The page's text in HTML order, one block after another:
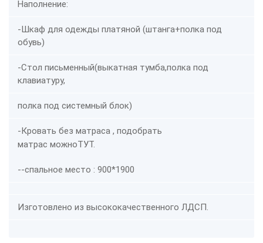
Наполнение:
-Шкаф для одежды платяной (штанга+полка под
обувь)
-Стол письменный(выкатная тумба,полка под
клавиатуру,
полка под системный блок)
-Кровать без матраса , подобрать
матрас можноТУТ.
--спальное место : 900*1900
Изготовлено из высококачественного ЛДСП.